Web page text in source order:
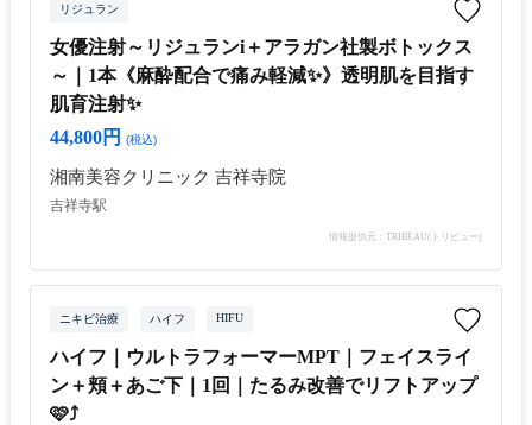
リジュラン
女優注射～リジュランi＋アラガン社製ボトックス
～｜1本《麻酔配合で痛み軽減✨》透明肌を目指す
肌育注射✨
44,800円
(税込)
湘南美容クリニック 吉祥寺院
吉祥寺駅
情報提供元：TRIBEAU(トリビュー)
ニキビ治療 ハイフ HIFU
ハイフ｜ウルトラフォーマーMPT｜フェイスライ
ン＋頬＋あご下｜1回｜たるみ改善でリフトアップ
🩷⤴️